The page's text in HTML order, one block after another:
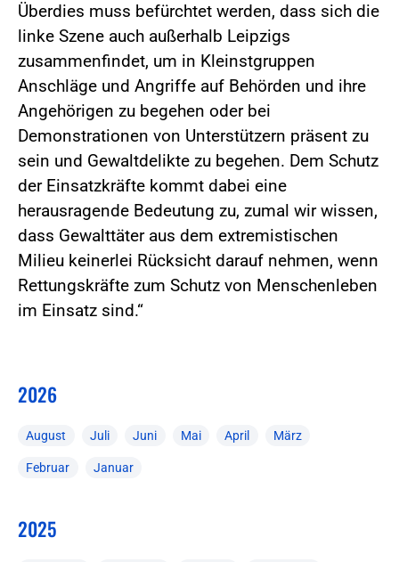
Überdies muss befürchtet werden, dass sich die
linke Szene auch außerhalb Leipzigs
zusammenfindet, um in Kleinstgruppen
Anschläge und Angriffe auf Behörden und ihre
Angehörigen zu begehen oder bei
Demonstrationen von Unterstützern präsent zu
sein und Gewaltdelikte zu begehen. Dem Schutz
der Einsatzkräfte kommt dabei eine
herausragende Bedeutung zu, zumal wir wissen,
dass Gewalttäter aus dem extremistischen
Milieu keinerlei Rücksicht darauf nehmen, wenn
Rettungskräfte zum Schutz von Menschenleben
im Einsatz sind.“
2026
August Juli Juni Mai April März
Februar Januar
2025